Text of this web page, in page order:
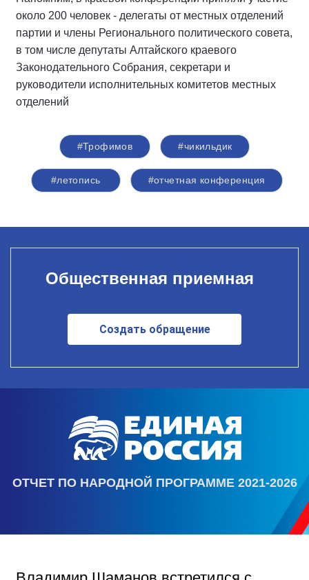
около 200 человек - делегаты от местных отделений
партии и члены Регионального политического совета,
в том числе депутаты Алтайского краевого
Законодательного Собрания, секретари и
руководители исполнительных комитетов местных
отделений
#Трофимов #чикильдик
#летопись #отчетная конференция
Общественная приемная
Создать обращение
ОТЧЕТ ПО НАРОДНОЙ ПРОГРАММЕ 2021-2026